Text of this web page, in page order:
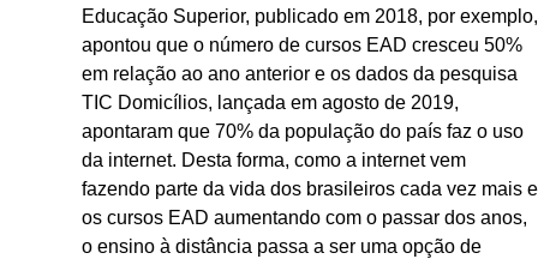
Educação Superior, publicado em 2018, por exemplo,
apontou que o número de cursos EAD cresceu 50%
em relação ao ano anterior e os dados da pesquisa
TIC Domicílios, lançada em agosto de 2019,
apontaram que 70% da população do país faz o uso
da internet. Desta forma, como a internet vem
fazendo parte da vida dos brasileiros cada vez mais e
os cursos EAD aumentando com o passar dos anos,
o ensino à distância passa a ser uma opção de